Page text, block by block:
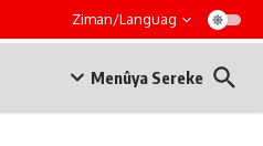
Ziman/Languag
Menûya Sereke